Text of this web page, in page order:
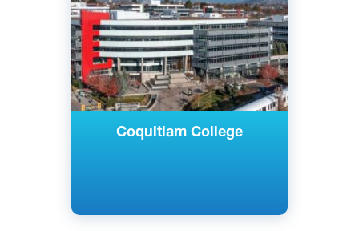
Coquitlam College
Частный